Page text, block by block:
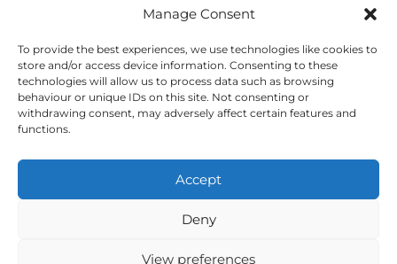
Manage Consent
To provide the best experiences, we use technologies like cookies to
store and/or access device information. Consenting to these
technologies will allow us to process data such as browsing
behaviour or unique IDs on this site. Not consenting or
withdrawing consent, may adversely affect certain features and
functions.
Accept
Deny
View preferences
Créé avec ❤ en Andalousie